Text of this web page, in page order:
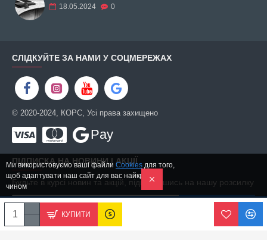
КУПИТИ
18.05.2024 0
СЛІДКУЙТЕ ЗА НАМИ У СОЦМЕРЕЖАХ
© 2020-2024, КОРС, Усі права захищено
Pay
ПІДПИСКА НА НОВИНИ І АКЦІЇ
Будьте в курсі новин та акцій, підписавшись на нашу розсилку
Ми використовуємо ваші файли Cookies для того,
щоб адаптувати наш сайт для вас найкращим
чином